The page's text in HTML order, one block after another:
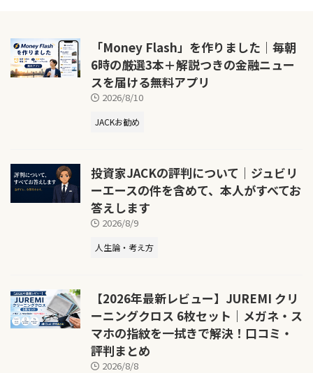
「Money Flash」を作りました｜毎朝
6時の厳選3本＋解説つきの金融ニュー
スを届ける無料アプリ
2026/8/10
JACKお勧め
投資家JACKの評判について｜ジュビリ
ーエースの件を含めて、本人がすべてお
答えします
2026/8/9
人生論・考え方
【2026年最新レビュー】JUREMI クリ
ーニングクロス 6枚セット｜メガネ・ス
マホの指紋を一拭きで解決！口コミ・
評判まとめ
2026/8/8